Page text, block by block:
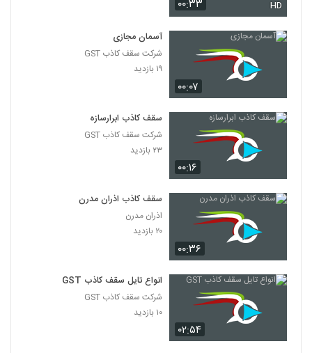
۰۰:۳۳ HD
۰۰:۰۷
آسمان مجازی
شرکت سقف کاذب GST
۱۹ بازدید
۰۰:۱۶
سقف کاذب ابرارسازه
شرکت سقف کاذب GST
۲۳ بازدید
۰۰:۳۶
سقف کاذب اذران مدرن
اذران مدرن
۲۰ بازدید
۰۲:۵۴
انواع تایل سقف کاذب GST
شرکت سقف کاذب GST
۱۰ بازدید